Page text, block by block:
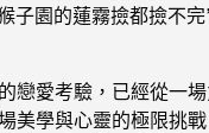
子園的蓮霧撿都撿不
戀愛考驗，已經從一場
美學與心靈的極限挑